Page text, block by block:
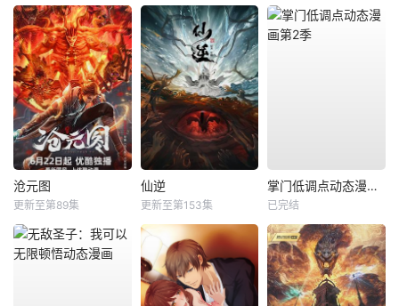
沧元图
更新至第89集
仙逆
更新至第153集
掌门低调点动态漫画第2季
已完结